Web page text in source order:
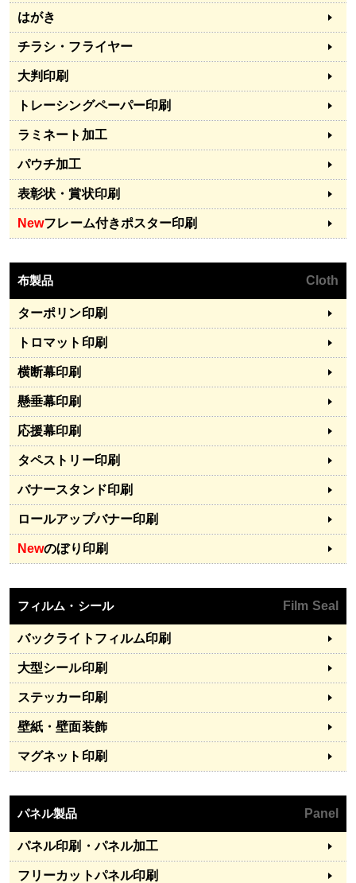
はがき
チラシ・フライヤー
大判印刷
トレーシングペーパー印刷
ラミネート加工
パウチ加工
表彰状・賞状印刷
Newフレーム付きポスター印刷
布製品 Cloth
ターポリン印刷
トロマット印刷
横断幕印刷
懸垂幕印刷
応援幕印刷
タペストリー印刷
バナースタンド印刷
ロールアップバナー印刷
Newのぼり印刷
フィルム・シール Film Seal
バックライトフィルム印刷
大型シール印刷
ステッカー印刷
壁紙・壁面装飾
マグネット印刷
パネル製品 Panel
パネル印刷・パネル加工
フリーカットパネル印刷